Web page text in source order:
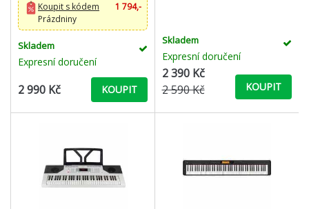
Koupit s kódem
1 794,-
Prázdniny
Skladem
Expresní doručení
2 990 Kč KOUPIT
Skladem
Expresní doručení
2 390 Kč
2 590 Kč
KOUPIT